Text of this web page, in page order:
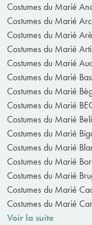
Costumes du Marié
Costumes du Marié
Costumes du Marié
Costumes du Marié
Costumes du Marié
Costumes du Marié
Costumes du Marié
Costumes du Marié
Costumes du Marié
Costumes du Marié
Costumes du Marié
Costumes du Marié
Costumes du Marié
Costumes du Marié
Costumes du Marié
Voir la suite